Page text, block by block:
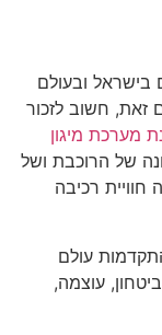
בישראל ובעולם
זאת, חשוב לזכור
מערכת מיגון
של הרוכבת ושל
רכיבה
עולם
עוצמה,